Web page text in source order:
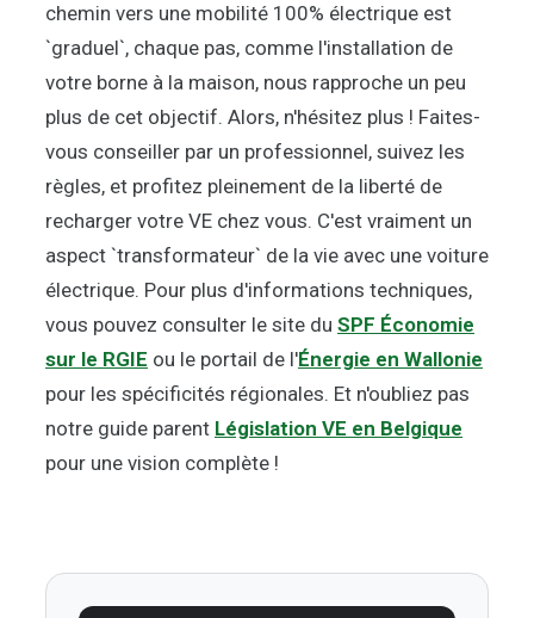
chemin vers une mobilité 100% électrique est
`graduel`, chaque pas, comme l'installation de
votre borne à la maison, nous rapproche un peu
plus de cet objectif. Alors, n'hésitez plus ! Faites-
vous conseiller par un professionnel, suivez les
règles, et profitez pleinement de la liberté de
recharger votre VE chez vous. C'est vraiment un
aspect `transformateur` de la vie avec une voiture
électrique. Pour plus d'informations techniques,
vous pouvez consulter le site du SPF Économie
sur le RGIE ou le portail de l'Énergie en Wallonie
pour les spécificités régionales. Et n'oubliez pas
notre guide parent Législation VE en Belgique
pour une vision complète !